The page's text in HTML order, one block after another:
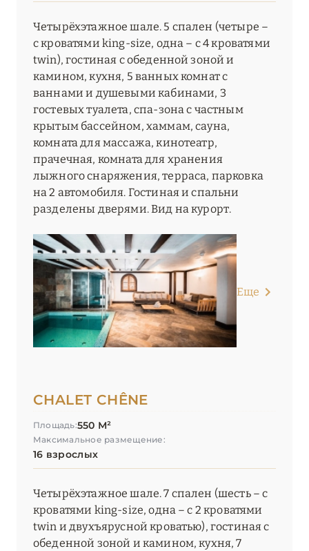
Четырёхэтажное шале. 5 спален (четыре –
с кроватями king-size, одна – с 4 кроватями
twin), гостиная с обеденной зоной и
камином, кухня, 5 ванных комнат с
ваннами и душевыми кабинами, 3
гостевых туалета, спа-зона с частным
крытым бассейном, хаммам, сауна,
комната для массажа, кинотеатр,
прачечная, комната для хранения
лыжного снаряжения, терраса, парковка
на 2 автомобиля. Гостиная и спальни
разделены дверями. Вид на курорт.
Еще
CHALET CHÊNE
Площадь:550 М²
Максимальное размещение:
16 взрослых
Четырёхэтажное шале. 7 спален (шесть – с
кроватями king-size, одна – с 2 кроватями
twin и двухъярусной кроватью), гостиная с
обеденной зоной и камином, кухня, 7